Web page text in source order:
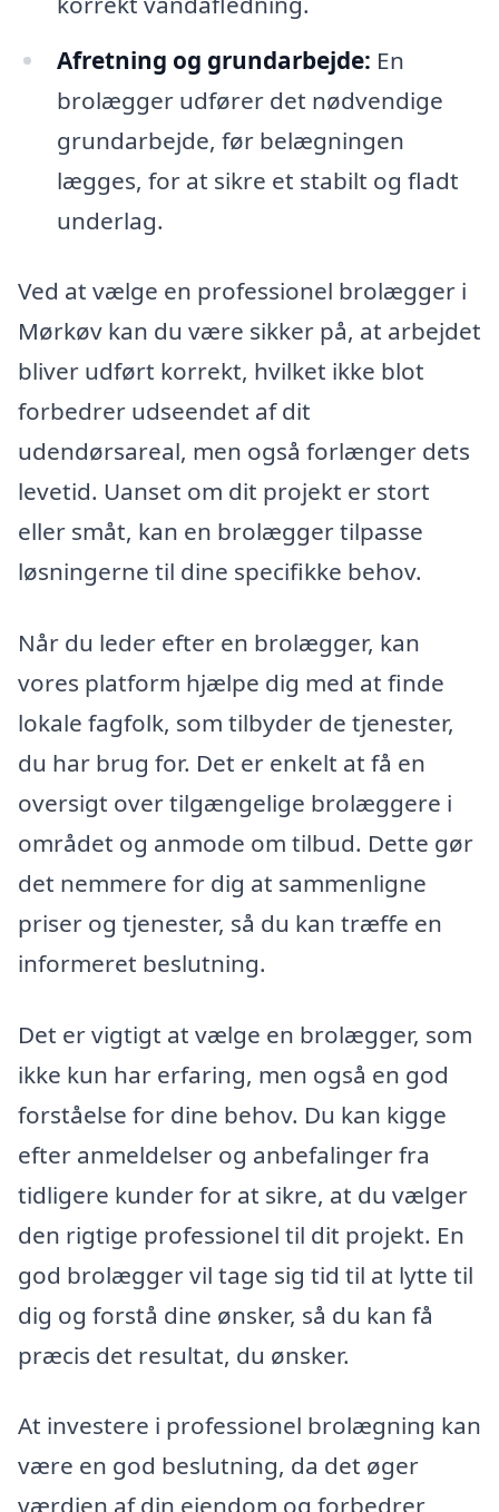
Afretning og grundarbejde: En
brolægger udfører det nødvendige
grundarbejde, før belægningen
lægges, for at sikre et stabilt og fladt
underlag.
Ved at vælge en professionel brolægger i
Mørkøv kan du være sikker på, at arbejdet
bliver udført korrekt, hvilket ikke blot
forbedrer udseendet af dit
udendørsareal, men også forlænger dets
levetid. Uanset om dit projekt er stort
eller småt, kan en brolægger tilpasse
løsningerne til dine specifikke behov.
Når du leder efter en brolægger, kan
vores platform hjælpe dig med at finde
lokale fagfolk, som tilbyder de tjenester,
du har brug for. Det er enkelt at få en
oversigt over tilgængelige brolæggere i
området og anmode om tilbud. Dette gør
det nemmere for dig at sammenligne
priser og tjenester, så du kan træffe en
informeret beslutning.
Det er vigtigt at vælge en brolægger, som
ikke kun har erfaring, men også en god
forståelse for dine behov. Du kan kigge
efter anmeldelser og anbefalinger fra
tidligere kunder for at sikre, at du vælger
den rigtige professionel til dit projekt. En
god brolægger vil tage sig tid til at lytte til
dig og forstå dine ønsker, så du kan få
præcis det resultat, du ønsker.
At investere i professionel brolægning kan
være en god beslutning, da det øger